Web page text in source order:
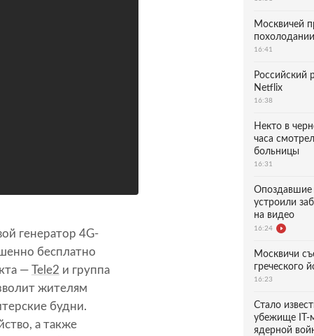
генератор 4G-
бесплатно
— Tele2 и группа
жителям
будни.
а также
Москвичей
похолодании
16:41
Российский
Netflix
16:38
Некто в
часа
больницы
16:31
Опоздавшие
устроили
на видео
16:24
Москвичи
греческого
16:23
Стало
убежище IT-
ядерной